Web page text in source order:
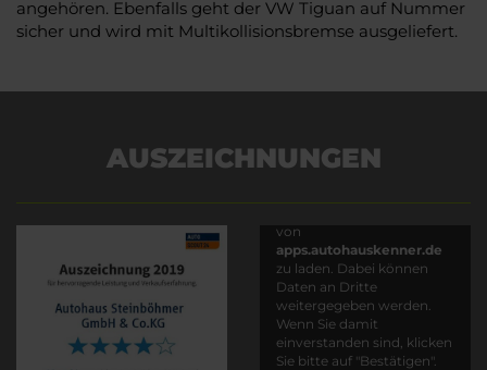
angehören. Ebenfalls geht der VW Tiguan auf Nummer
sicher und wird mit Multikollisionsbremse ausgeliefert.
AUSZEICHNUNGEN
von
apps.autohauskenner.de
zu laden. Dabei können
Daten an Dritte
weitergegeben werden.
Wenn Sie damit
einverstanden sind, klicken
Sie bitte auf "Bestätigen".